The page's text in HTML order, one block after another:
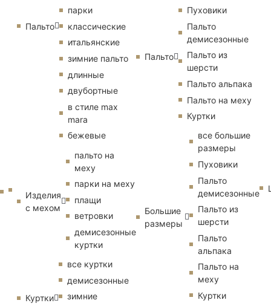
Пальто
парки
классические
итальянские
зимние пальто
длинные
двубортные
в стиле max
mara
бежевые
Изделия
с мехом
пальто на
меху
парки на меху
плащи
ветровки
демисезонные
куртки
Куртки
все куртки
демисезонные
зимние
Пальто
Пуховики
Пальто
демисезонные
Пальто из
шерсти
Пальто альпака
Пальто на меху
Куртки
Большие
размеры
все большие
размеры
Пуховики
Пальто
демисезонные
Пальто из
шерсти
Пальто
альпака
Пальто на
меху
Куртки